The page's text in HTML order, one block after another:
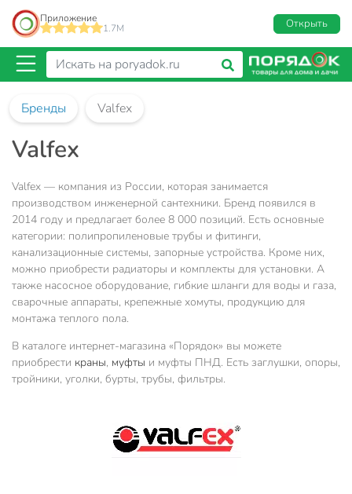
Приложение
1.7M
Открыть
Бренды Valfex
Valfex
Valfex — компания из России, которая занимается
производством инженерной сантехники. Бренд появился в
2014 году и предлагает более 8 000 позиций. Есть основные
категории: полипропиленовые трубы и фитинги,
канализационные системы, запорные устройства. Кроме них,
можно приобрести радиаторы и комплекты для установки. А
также насосное оборудование, гибкие шланги для воды и газа,
сварочные аппараты, крепежные хомуты, продукцию для
монтажа теплого пола.
В каталоге интернет-магазина «Порядок» вы можете
приобрести краны, муфты и муфты ПНД. Есть заглушки, опоры,
тройники, уголки, бурты, трубы, фильтры.